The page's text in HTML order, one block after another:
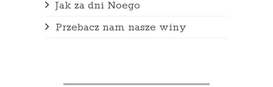
Jak za dni Noego
Przebacz nam nasze winy